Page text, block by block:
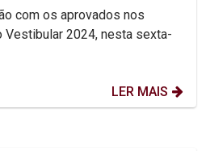
com os aprovados nos
2024, nesta sexta-
LER MAIS